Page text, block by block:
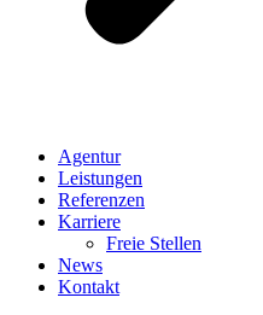
Agentur
Leistungen
Referenzen
Karriere
Freie Stellen
News
Kontakt